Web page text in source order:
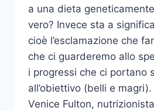
a una dieta
vero? Invece sta a
cioè l’esclamazione che
che ci guarderemo allo
i progressi che ci portano
all’obiettivo (belli e
Venice Fulton,